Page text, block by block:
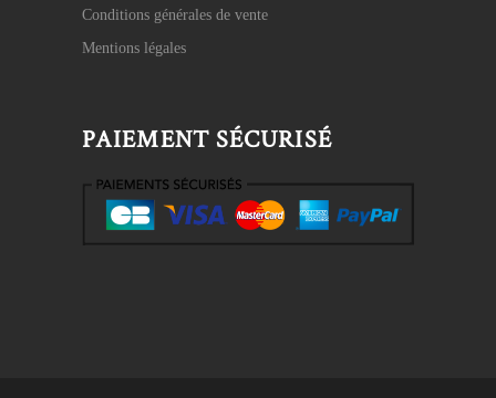
Conditions générales de vente
Mentions légales
PAIEMENT SÉCURISÉ